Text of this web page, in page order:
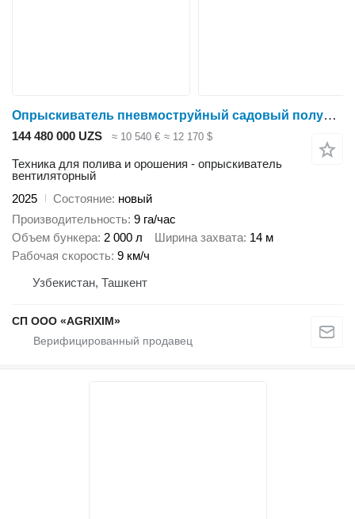
Опрыскиватель пневмоструйный садовый полуприцепной VP-1МBР
144 480 000 UZS ≈ 10 540 € ≈ 12 170 $
Техника для полива и орошения - опрыскиватель
вентиляторный
2025
Состояние новый
Производительность 9 га/час
Объем бункера 2 000 л Ширина захвата 14 м
Рабочая скорость 9 км/ч
Узбекистан, Ташкент
CП ООО «AGRIXIM»